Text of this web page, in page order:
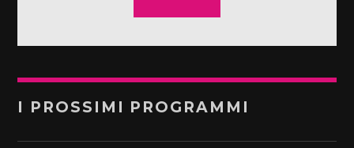
I PROSSIMI PROGRAMMI